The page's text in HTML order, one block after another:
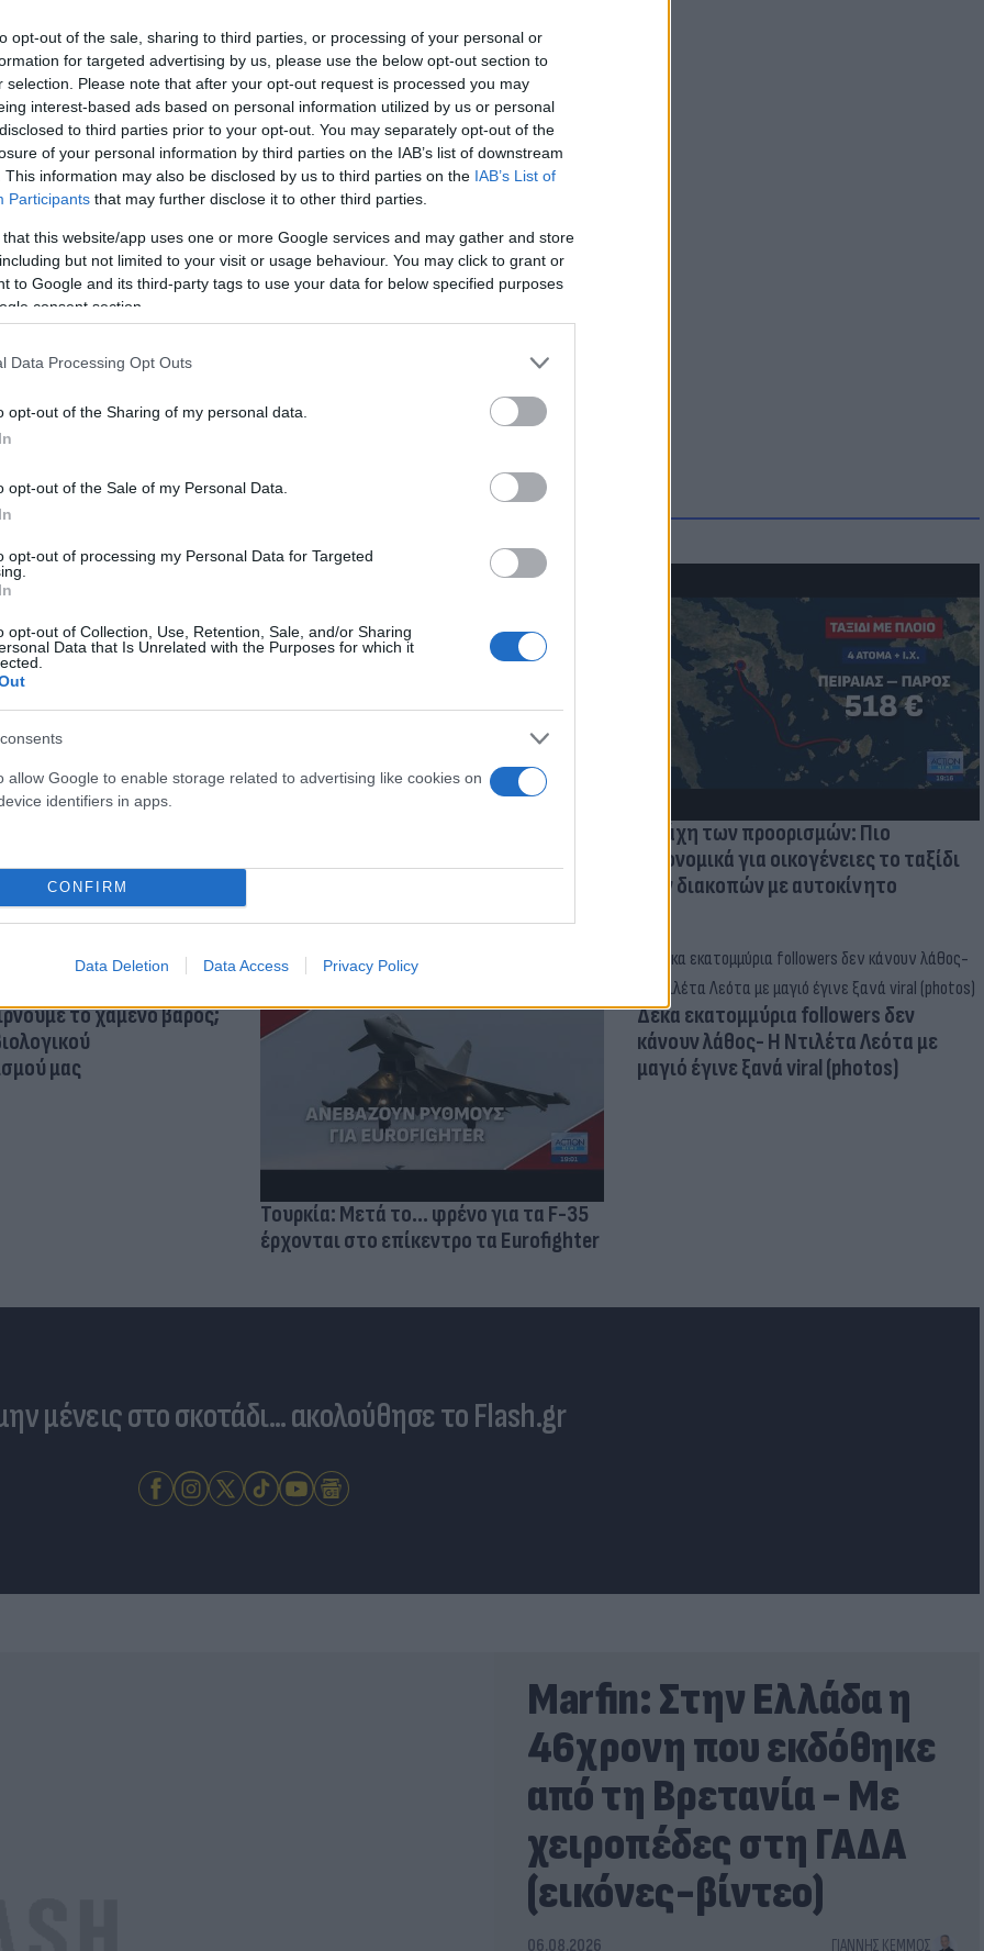
opt-out of the sale, sharing to third parties, or processing of your personal or
for targeted advertising by us, please use the below opt-out section to
selection. Please note that after your opt-out request is processed you may
interest-based ads based on personal information utilized by us or personal
to third parties prior to your opt-out. You may separately opt-out of the
of your personal information by third parties on the IAB’s list of downstream
This information may also be disclosed by us to third parties on the IAB’s List of
Participants that may further disclose it to other third parties.
that this website/app uses one or more Google services and may gather and store
but not limited to your visit or usage behaviour. You may click to grant or
to Google and its third-party tags to use your data for below specified purposes
consent section.
Data Processing Opt Outs
opt-out of the Sharing of my personal data.
opt-out of the Sale of my Personal Data.
opt-out of processing my Personal Data for Targeted
opt-out of Collection, Use, Retention, Sale, and/or Sharing
Data that Is Unrelated with the Purposes for which it
allow Google to enable storage related to advertising like cookies on
identifiers in apps.
CONFIRM
Data Deletion Data Access Privacy Policy
η βρωμιά παραμένει...
στην παρουσίαση του
κόσμου στο γήπεδο
(video)
Skin dysmorphia: Όταν η εμμονή με το
«τέλειο» δέρμα αποτελεί πρόβλημα
Η μάχη των προορισμών: Πιο
οικονομικά για οικογένειες το ταξίδι
των διακοπών με αυτοκίνητο
το χαμένο βάρος;
μας
Τουρκία: Μετά το... φρένο για τα F-35
έρχονται στο επίκεντρο τα Eurofighter
Δέκα εκατομμύρια followers δεν
κάνουν λάθος- Η Ντιλέτα Λεότα με
μαγιό έγινε ξανά viral (photos)
μένεις στο σκοτάδι... ακολούθησε το Flash.gr
Marfin: Στην Ελλάδα η
46χρονη που εκδόθηκε
από τη Βρετανία - Με
χειροπέδες στη ΓΑΔΑ
(εικόνες-βίντεο)
06.08.2026 ΓΙΆΝΝΗΣ ΚΈΜΜΟΣ